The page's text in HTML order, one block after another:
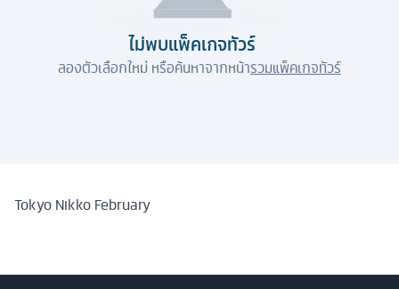
ไม่พบแพ็คเกจทัวร์
ลองตัวเลือกใหม่ หรือค้นหาจากหน้ารวมแพ็คเกจทัวร์
Tokyo Nikko February